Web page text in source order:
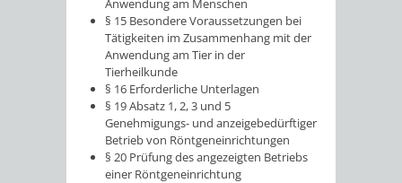
§ 15 Besondere Voraussetzungen bei
Tätigkeiten im Zusammenhang mit der
Anwendung am Tier in der
Tierheilkunde
§ 16 Erforderliche Unterlagen
§ 19 Absatz 1, 2, 3 und 5
Genehmigungs- und anzeigebedürftiger
Betrieb von Röntgeneinrichtungen
§ 20 Prüfung des angezeigten Betriebs
einer Röntgeneinrichtung